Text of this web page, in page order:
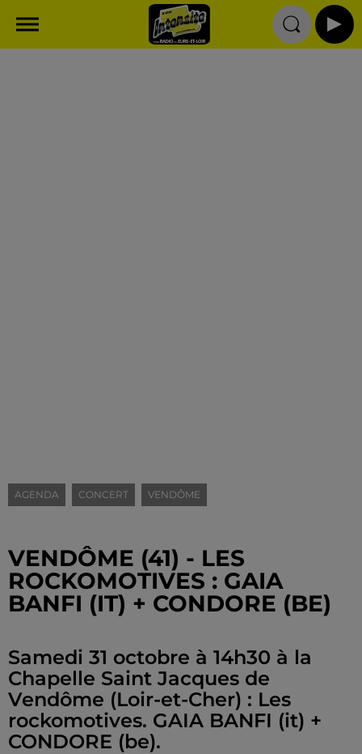
AGENDA CONCERT VENDÔME
VENDÔME (41) - LES
ROCKOMOTIVES : GAIA
BANFI (IT) + CONDORE (BE)
Samedi 31 octobre à 14h30 à la
Chapelle Saint Jacques de
Vendôme (Loir-et-Cher) : Les
rockomotives. GAIA BANFI (it) +
CONDORE (be).